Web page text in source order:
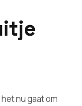
nu gaat om